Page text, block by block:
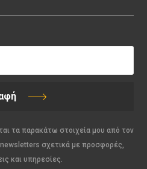
τα παρακάτω στοιχεία μου από τον
σχετικά με προσφορές,
και υπηρεσίες.